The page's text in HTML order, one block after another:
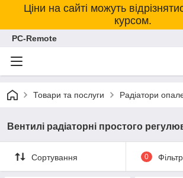
Ціни на сайті можуть
курсом.
PC-Remote
Товари та послуги Радіатори
Вентилі радіаторні простого
Сортування 0